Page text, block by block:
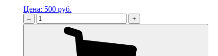
Цена: 500 руб.
– +